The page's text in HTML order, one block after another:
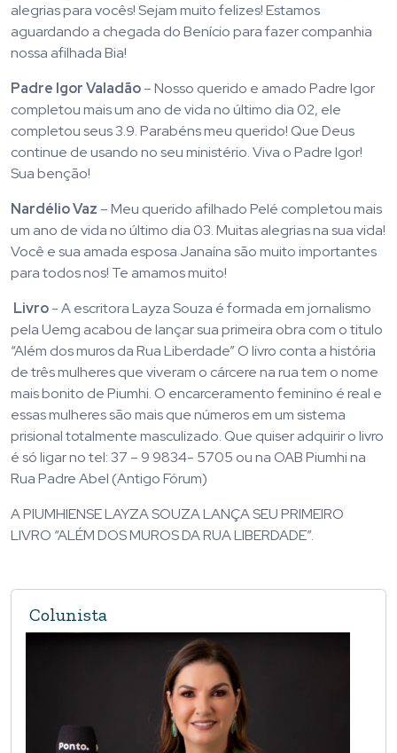
alegrias para vocês! Sejam muito felizes! Estamos
aguardando a chegada do Benício para fazer companhia
nossa afilhada Bia!
Padre Igor Valadão– Nosso querido e amado Padre Igor
completou mais um ano de vida no último dia 02, ele
completou seus 3.9. Parabéns meu querido! Que Deus
continue de usando no seu ministério. Viva o Padre Igor!
Sua benção!
Nardélio Vaz – Meu querido afilhado Pelé completou mais
um ano de vida no último dia 03. Muitas alegrias na sua vida!
Você e sua amada esposa Janaína são muito importantes
para todos nos! Te amamos muito!
Livro- A escritora Layza Souza é formada em jornalismo
pela Uemg acabou de lançar sua primeira obra com o titulo
“Além dos muros da Rua Liberdade” O livro conta a história
de três mulheres que viveram o cárcere na rua tem o nome
mais bonito de Piumhi. O encarceramento feminino é real e
essas mulheres são mais que números em um sistema
prisional totalmente masculizado. Que quiser adquirir o livro
é só ligar no tel: 37 – 9 9834- 5705 ou na OAB Piumhi na
Rua Padre Abel (Antigo Fórum)
A PIUMHIENSE LAYZA SOUZA LANÇA SEU PRIMEIRO
LIVRO “ALÉM DOS MUROS DA RUA LIBERDADE”.
Colunista